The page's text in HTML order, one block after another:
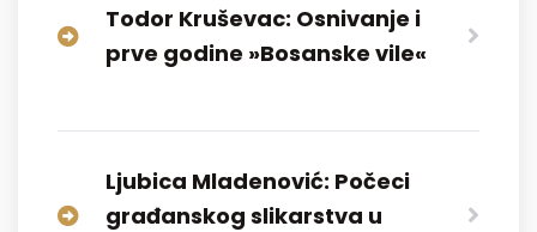
Todor Kruševac: Osnivanje i
prve godine »Bosanske vile«
Ljubica Mladenović: Počeci
građanskog slikarstva u